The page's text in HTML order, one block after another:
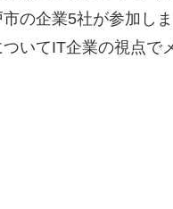
の企業5社が参加し
いてIT企業の視点で